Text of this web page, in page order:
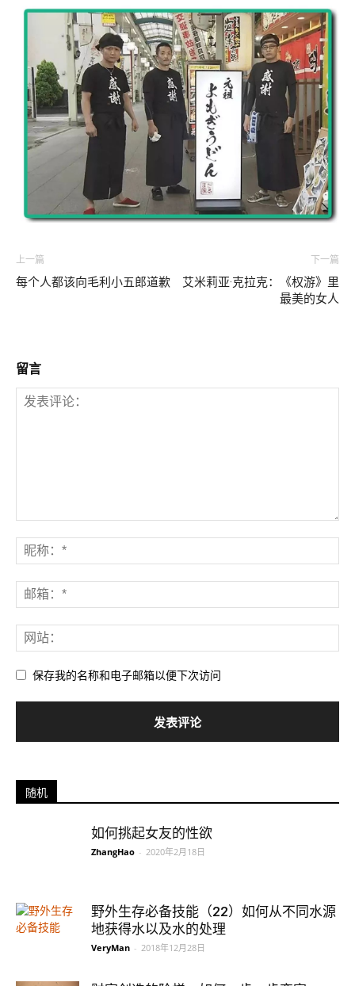
上一篇
每个人都该向毛利小五郎道歉
下一篇
艾米莉亚·克拉克：《权游》里
最美的女人
留言
保存我的名称和电子邮箱以便下次访问
随机
如何挑起女友的性欲
ZhangHao - 2020年2月18日
野外生存必备技能（22） 如何从不同水源
地获得水以及水的处理
VeryMan - 2018年12月28日